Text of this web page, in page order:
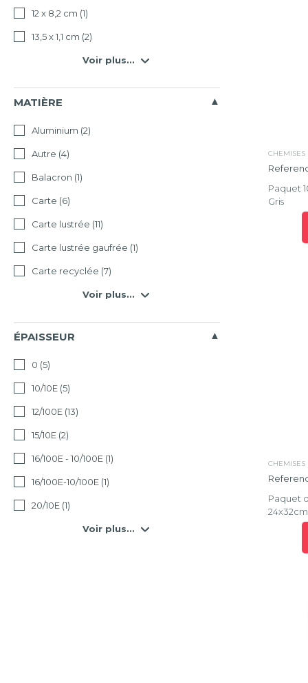
12 x 8,2 cm (1)
13,5 x 1,1 cm (2)
Voir plus...
MATIÈRE
Aluminium (2)
Autre (4)
Balacron (1)
Carte (6)
Carte lustrée (11)
Carte lustrée gaufrée (1)
Carte recyclée (7)
Voir plus...
ÉPAISSEUR
0 (5)
10/10E (5)
12/100E (13)
15/10E (2)
16/100E - 10/100E (1)
16/100E-10/100E (1)
20/10E (1)
Voir plus...
CHEMISES
Paquet
Gris
CHEMISES
Paquet